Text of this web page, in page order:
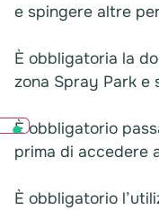
e spingere altre
È obbligatoria la
zona Spray Park e
È obbligatorio
prima di accedere
È obbligatorio